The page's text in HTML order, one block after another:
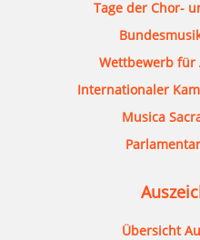
Tage der Chor-
Wettbewerb für
Internationaler
Musica
Übersicht